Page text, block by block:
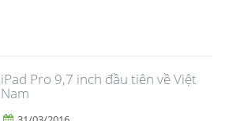
iPad Pro 9,7 inch đầu tiên về Việt
Nam